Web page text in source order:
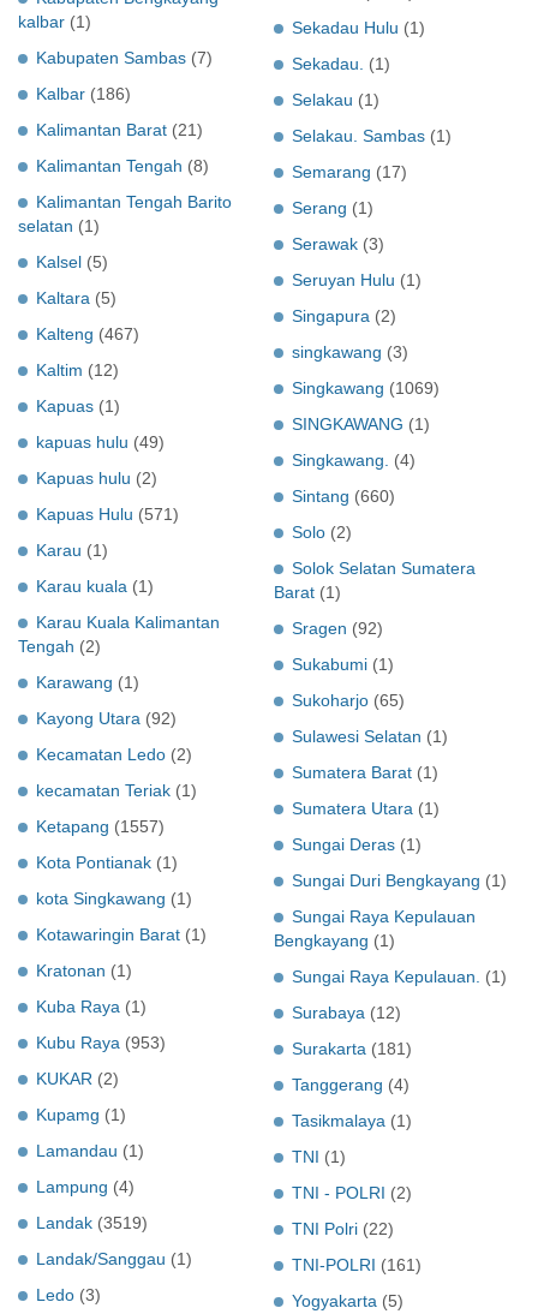
kalbar (1)
Kabupaten Sambas (7)
Kalbar (186)
Kalimantan Barat (21)
Kalimantan Tengah (8)
Kalimantan Tengah Barito
selatan (1)
Kalsel (5)
Kaltara (5)
Kalteng (467)
Kaltim (12)
Kapuas (1)
kapuas hulu (49)
Kapuas hulu (2)
Kapuas Hulu (571)
Karau (1)
Karau kuala (1)
Karau Kuala Kalimantan
Tengah (2)
Karawang (1)
Kayong Utara (92)
Kecamatan Ledo (2)
kecamatan Teriak (1)
Ketapang (1557)
Kota Pontianak (1)
kota Singkawang (1)
Kotawaringin Barat (1)
Kratonan (1)
Kuba Raya (1)
Kubu Raya (953)
KUKAR (2)
Kupamg (1)
Lamandau (1)
Lampung (4)
Landak (3519)
Landak/Sanggau (1)
Ledo (3)
Sekadau Hulu (1)
Sekadau.
(1)
Selakau (1)
Selakau. Sambas (1)
Semarang (17)
Serang (1)
Serawak (3)
Seruyan Hulu (1)
Singapura (2)
singkawang (3)
Singkawang (1069)
SINGKAWANG (1)
Singkawang.
(4)
Sintang (660)
Solo (2)
Solok Selatan Sumatera
Barat (1)
Sragen (92)
Sukabumi (1)
Sukoharjo (65)
Sulawesi Selatan (1)
Sumatera Barat (1)
Sumatera Utara (1)
Sungai Deras (1)
Sungai Duri Bengkayang (1)
Sungai Raya Kepulauan
Bengkayang (1)
Sungai Raya Kepulauan.
(1)
Surabaya (12)
Surakarta (181)
Tanggerang (4)
Tasikmalaya (1)
TNI (1)
TNI - POLRI (2)
TNI Polri (22)
TNI-POLRI (161)
Yogyakarta (5)